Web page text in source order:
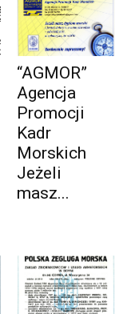
“AGMOR”
Agencja
Promocji
Kadr
Morskich
Jeżeli
masz...